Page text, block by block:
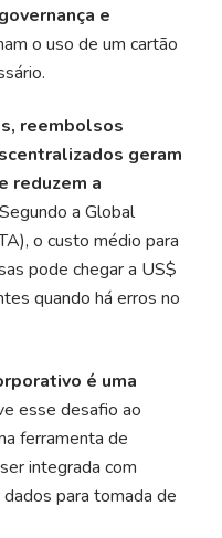
e
o uso de um cartão
reembolsos
geram
reduzem a
Segundo a Global
o custo médio para
pode chegar a US$
quando há erros no
é uma
esse desafio ao
ferramenta de
integrada com
para tomada de